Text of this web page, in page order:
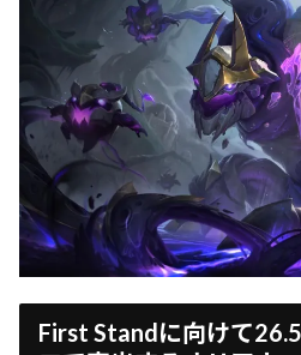
First Standに向けて